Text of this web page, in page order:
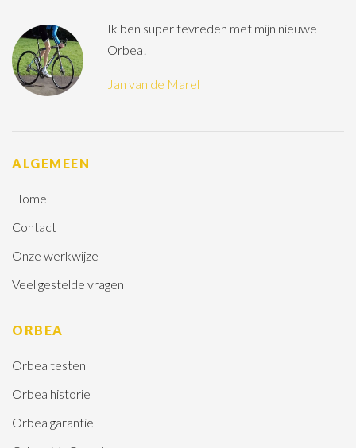
Ik ben super tevreden met mijn nieuwe
Orbea!
Jan van de Marel
ALGEMEEN
Home
Contact
Onze werkwijze
Veel gestelde vragen
ORBEA
Orbea testen
Orbea historie
Orbea garantie